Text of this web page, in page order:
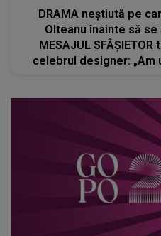
DRAMA neștiută pe
Olteanu înainte să
MESAJUL
celebrul designer: „Am